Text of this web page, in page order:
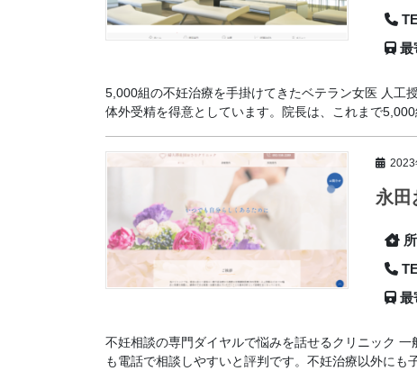
最
5,000組の不妊治療を手掛けてきたベテラン女医 人工
体外受精を得意としています。院長は、これまで
2023
永田
最
不妊相談の専門ダイヤルで悩みを話せるクリニック
も電話で相談しやすいと評判です。不妊治療以外にも